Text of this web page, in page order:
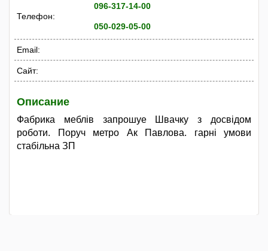
Телефон:
096-317-14-00
050-029-05-00
Email:
Сайт:
Описание
Фабрика меблів запрошуе Швачку з досвідом
роботи. Поруч метро Ак Павлова. гарні умови
стабільна ЗП